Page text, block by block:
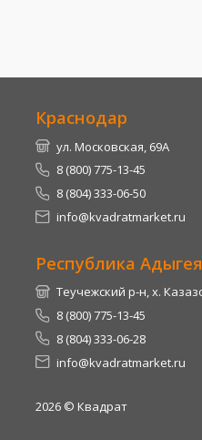
Краснодар
ул. Московская, 69А
8 (800) 775-13-45
8 (804) 333-06-50
info@kvadratmarket.ru
Республика Адыгея
Теучежский р-н, х.
8 (800) 775-13-45
8 (804) 333-06-28
info@kvadratmarket.ru
2026 © Квадрат